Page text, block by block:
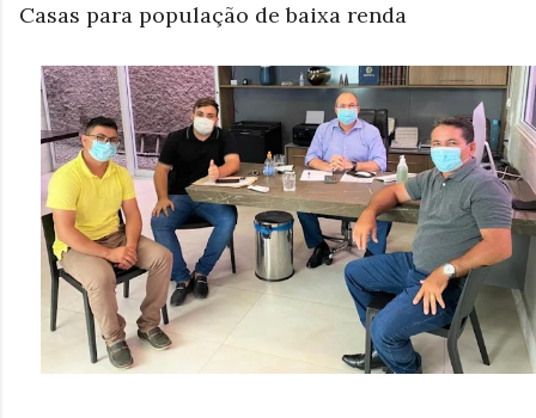
Casas para população de baixa renda